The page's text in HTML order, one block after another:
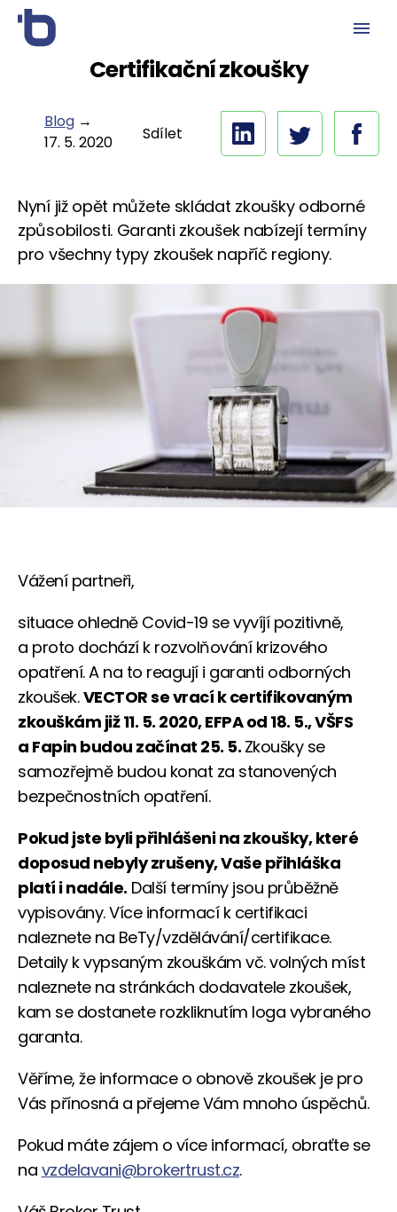
Certifikační zkoušky
Blog →
17. 5. 2020
Sdílet
Nyní již opět můžete skládat zkoušky odborné
způsobilosti. Garanti zkoušek nabízejí termíny
pro všechny typy zkoušek napříč regiony.
Vážení partneři,
situace ohledně Covid-19 se vyvíjí pozitivně,
a proto dochází k rozvolňování krizového
opatření. A na to reagují i garanti odborných
zkoušek.VECTOR se vrací k certifikovaným
zkouškám již 11. 5. 2020, EFPA od 18. 5., VŠFS
a Fapin budou začínat 25. 5. Zkoušky se
samozřejmě budou konat za stanovených
bezpečnostních opatření.
Pokud jste byli přihlášeni na zkoušky, které
doposud nebyly zrušeny, Vaše přihláška
platí i nadále. Další termíny jsou průběžně
vypisovány. Více informací k certifikaci
naleznete na BeTy/vzdělávání/certifikace.
Detaily k vypsaným zkouškám vč. volných míst
naleznete na stránkách dodavatele zkoušek,
kam se dostanete rozkliknutím loga vybraného
garanta.
Věříme, že informace o obnově zkoušek je pro
Vás přínosná a přejeme Vám mnoho úspěchů.
Pokud máte zájem o více informací, obraťte se
na vzdelavani@brokertrust.cz.